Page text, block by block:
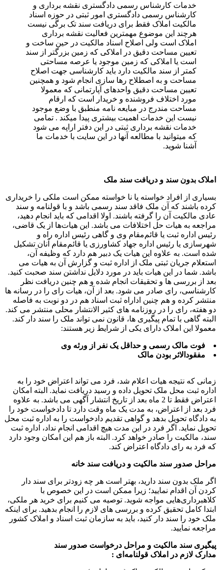
خدمات کارشناس رسمی دادگستری نقشه برداری و
کارشناس رسمی دادگستری امور ثبتی در حوزه اسناد
مالکیت املاک فقط برای دریافت سند تک برگی نیست
هرچند این موضوع مهمترین فعالیت نقشه برداری
املاک است ولی اصلاح اسناد مالکیت در حین ساخت و
تعیین مساحت دقیق در املاکی که زمین بزرگتر از سند
است یا املاکی که زمین موجود یا عرصه مساحتی
کمتر از سند مالکیت دارد باید کارشناسی جهت اصلاح
مساحت و به اصطلاح رها سازی انجام شود و همچنین
تعیین مساحت دقیق واحدهای آپارتمانی که معمولا
مورد اختلاف فروشنده و خریدار است که ارقام
مساحت مندرج در مبایعه نامه منطبق با وضع موجود
نیست این خدمات اهمیت بیشتری پیدا میکند . تمامی
خدمات نقشه برداری ثبتی در این دفتر اراپه می شود
که میتوانید با مطالعه آنها در این سایت با خدمات ما
آشنا شوید.
بدون سند و دریافت سند ملک
از افراد خواسته یا نا خواسته ممکن است ملکی را خریداری
باشند که آن ملک فاقد سند رسمی باشد و با قولنامه و سند
مالکیت آن را گرفته باشند. اولا اقدامی که باید انجام دهید،
به هیات حل اختلافات می باشد. این هیات‌ها از یک قاضی،
اداره ثبت یا قائم‌‌مقام وی و گاهی رئیس اداره راه و
یا رئیس اداره جهاد کشاورزی یا قائم‌مقام آنان تشکیل
است. به علاوه این هیات یک دبیر هم دارد که وظیفه آن،
جریان ثبتی ملک از اداره ثبت و گزارش آن به هیات می
شما در این هیات باید در مورد دلایل نداشتن سند صحبت کنید.
از بررسی ها و تحقیقات انجام شده و هم چنین دریافت نظر
رای صادر می شود. بعد از آن، هیات رای را در رسانه ها
کرده و هم چنین اداراه ثبت اسناد هم در دو نوبت به فاصله
هفته، رای را در روزنامه های کثیر الانتشار محلی منتشر می کند.
گاهی با تمام پیگیری ها، قانون نمی تواند ملک را سند دار کند.
این املاک دارای یکی از شرایط زیر هستند:
فوت مالک رسمی و حداقل یک نفر از ورثه وی
مفقودالاثر بودن مالک
که نتیجه هیات اعلام شد، فرد می تواند اعتراض خود را به
ثبت محل ملک تحویل داده و رسید دریافت نماید. البته امکان
اعتراض فقط تا 2 ماه بعد از تاریخ انتشار آگهی می باشد. به علاوه
بعد از اعتراض، به مدت یک ماه وقت دارد تا دادخواست خود را
دادگاه تحویل بدهد و گواهی تقدیم دادخواست را به اداره ثبت محل
نماید. اگر فرد در این مدت هیچ اقدامی انجام نداد، اداره ثبت
مالکیت را صادر خواهد کرد. البته باز هم این امکان وجود دارد
فرد به رای دادگاه اعتراض کند.
صدور سند مالکیت و دریافت سند خانه
ملک بدون سند دارید، بهتر است هر چه زودتر برای سند دار
آن اقدام نمایید؛ زیرا ممکن است در این خصوص با
مواجه شوید. توصیه می کنیم برای خرید هر ملکی،
کامل تحقیق کرده و بررسی های لازم را انجام بدهید. برای اینکه
خود را سند دار کنید، باید به سازمان ثبت اسناد و املاک کشور
نمایید.
سند مالکیت و مراحل درخواست صدور سند
لازم در املاک قولنامه‌ای :